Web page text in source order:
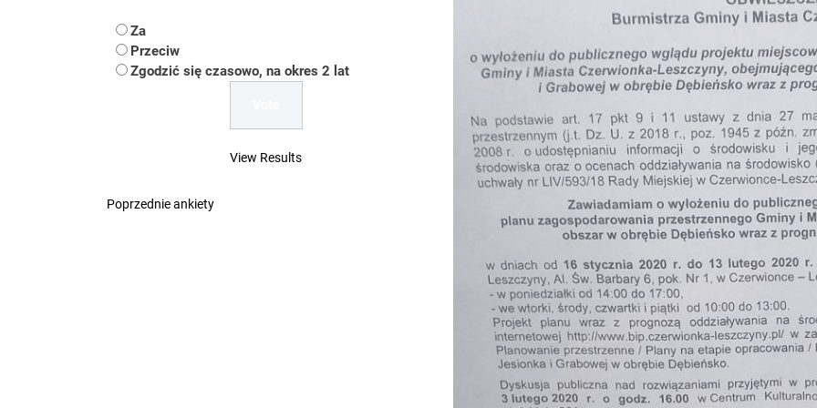
Uwaga Dębieńsko – woda nieprzydatna do spożycia!!!
Ilu mieszkańców ma Rybnik?
Dość komentowania kolejnych afer w ochronie zdrowia — czas zacząć mówić o
Za
Przeciw
Zgodzić się czasowo, na okres 2 lat
View Results
Poprzednie ankiety